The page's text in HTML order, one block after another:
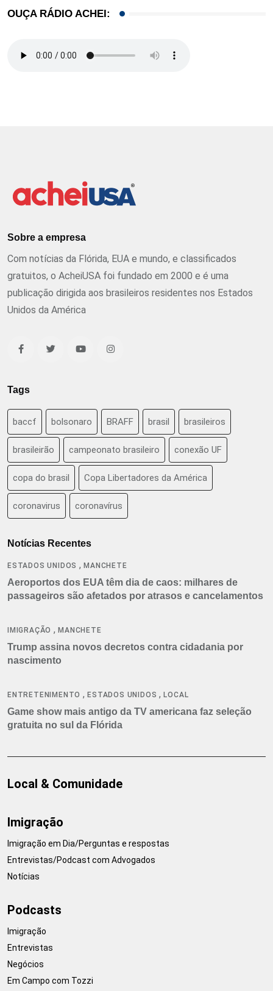
OUÇA RÁDIO ACHEI:
Sobre a empresa
Com notícias da Flórida, EUA e mundo, e classificados
gratuitos, o AcheiUSA foi fundado em 2000 e é uma
publicação dirigida aos brasileiros residentes nos Estados
Unidos da América
Tags
baccf bolsonaro BRAFF brasil brasileiros
brasileirão campeonato brasileiro conexão UF
copa do brasil Copa Libertadores da América
coronavirus coronavírus
Notícias Recentes
ESTADOS UNIDOS ,MANCHETE
Aeroportos dos EUA têm dia de caos: milhares de
passageiros são afetados por atrasos e cancelamentos
IMIGRAÇÃO ,MANCHETE
Trump assina novos decretos contra cidadania por
nascimento
ENTRETENIMENTO ,ESTADOS UNIDOS ,LOCAL
Game show mais antigo da TV americana faz seleção
gratuita no sul da Flórida
Local & Comunidade
Imigração
Imigração em Dia/Perguntas e respostas
Entrevistas/Podcast com Advogados
Notícias
Podcasts
Imigração
Entrevistas
Negócios
Em Campo com Tozzi